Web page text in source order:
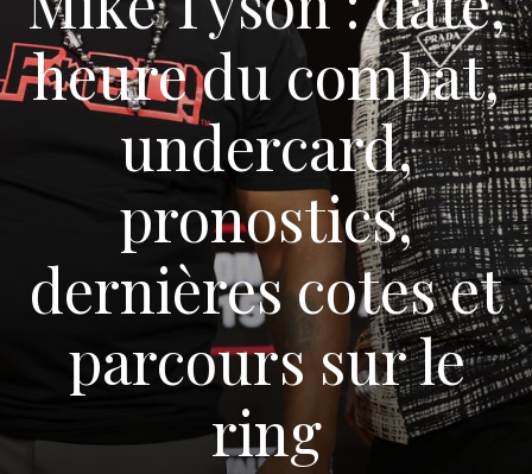
heure du combat,
undercard,
pronostics,
dernières cotes et
parcours sur le
ring